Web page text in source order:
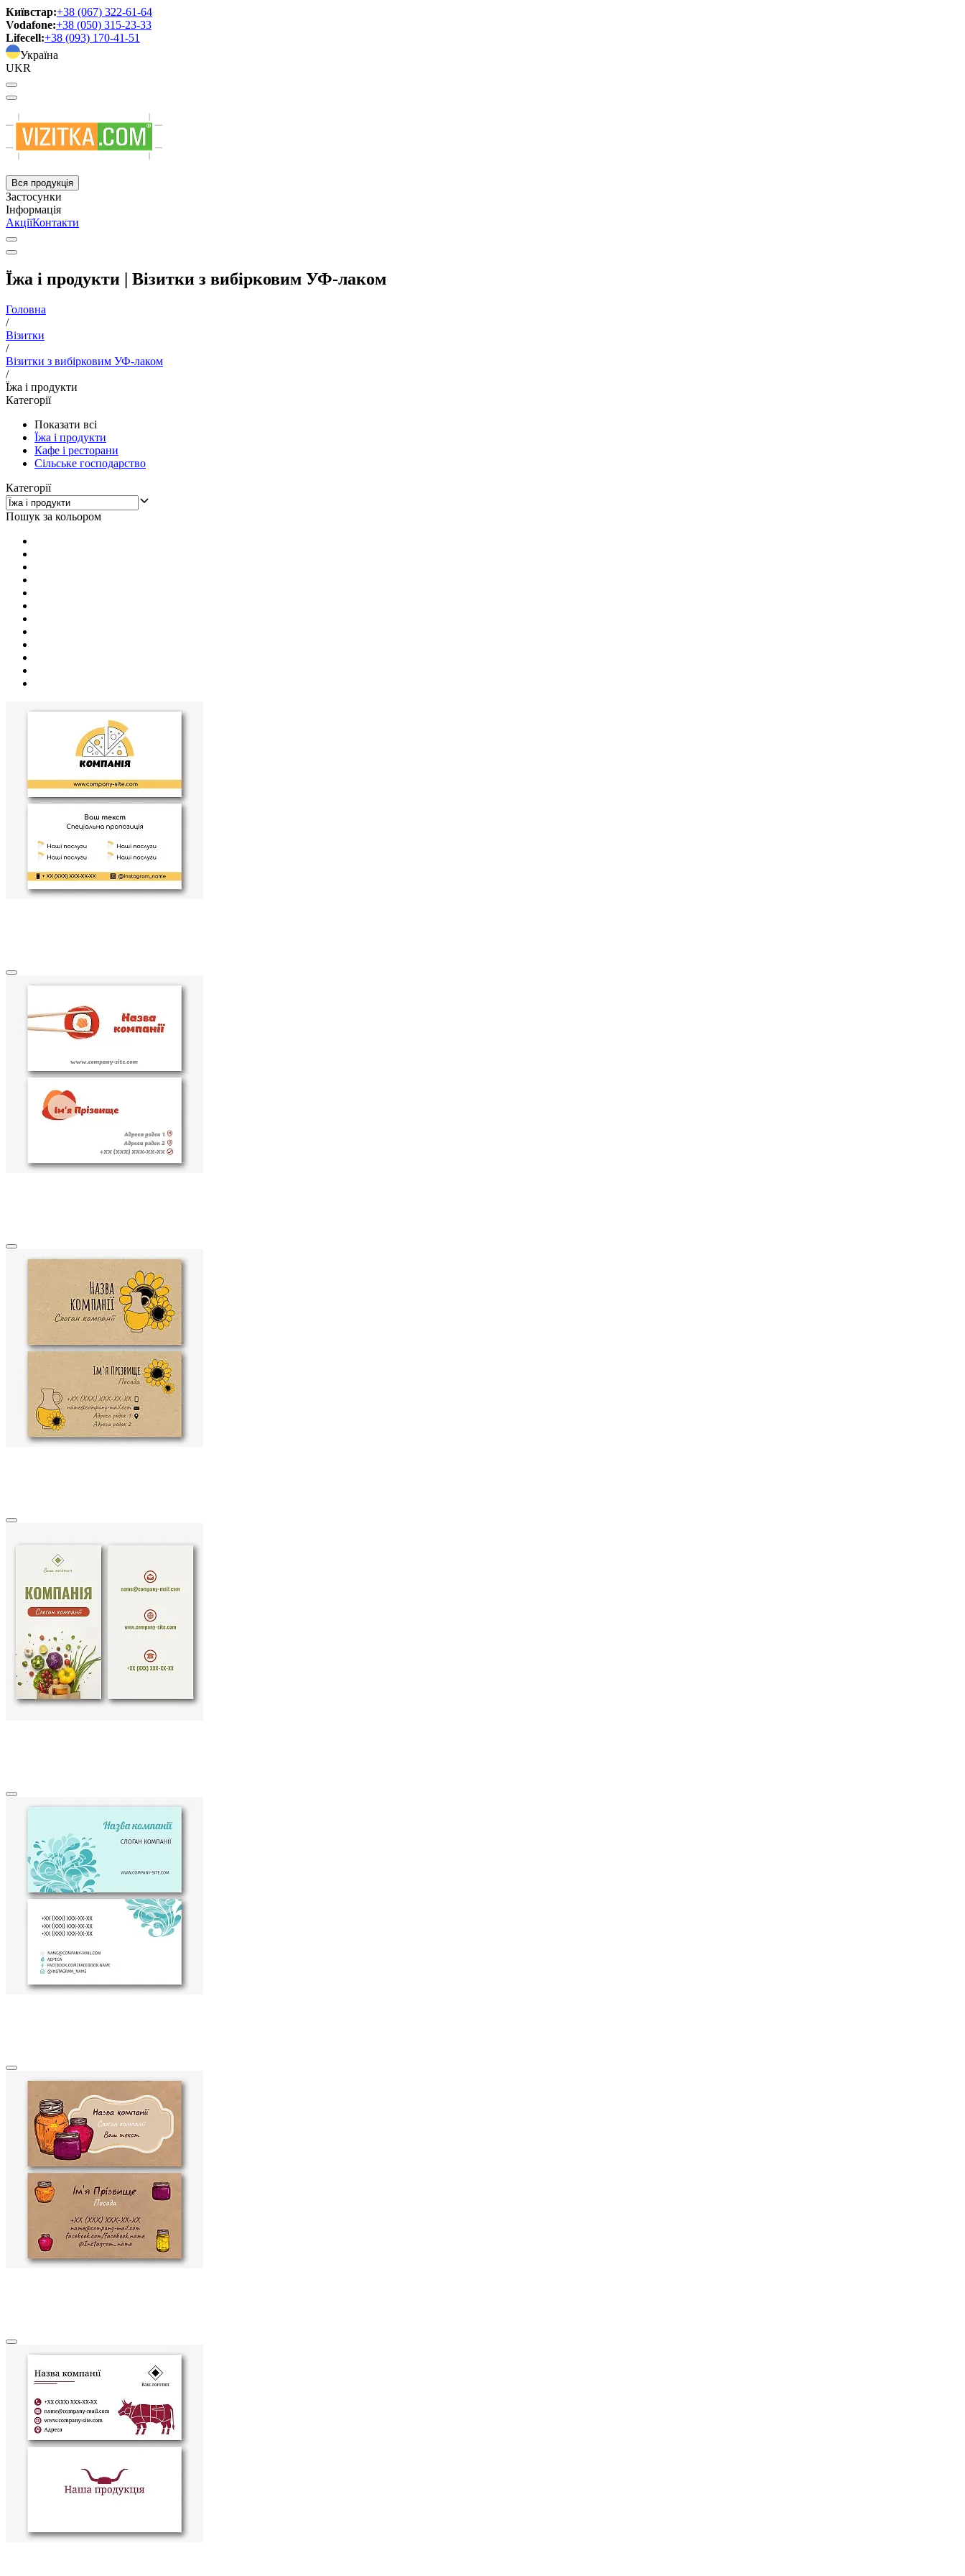
Київстар:+38 (067) 322-61-64
Vodafone:+38 (050) 315-23-33
Lifecell:+38 (093) 170-41-51
Україна
UKR
Вся продукція
Застосунки
Інформація
АкціїКонтакти
Їжа і продукти | Візитки з вибірковим УФ-лаком
Головна
/
Візитки
/
Візитки з вибірковим УФ-лаком
/
Їжа і продукти
Категорії
Показати всі
Їжа і продукти
Кафе і ресторани
Сільське господарство
Категорії
Пошук за кольором